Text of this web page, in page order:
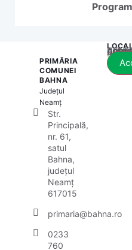
PRIMĂRIA
COMUNEI
BAHNA
Județul
Neamț
Str.
Principală,
nr. 61,
satul
Bahna,
județul
Neamț
617015
primaria@bahna.ro
0233
760
Acest conținut este blocat până când acceptați categoria corespunzătoare de cookie-uri.